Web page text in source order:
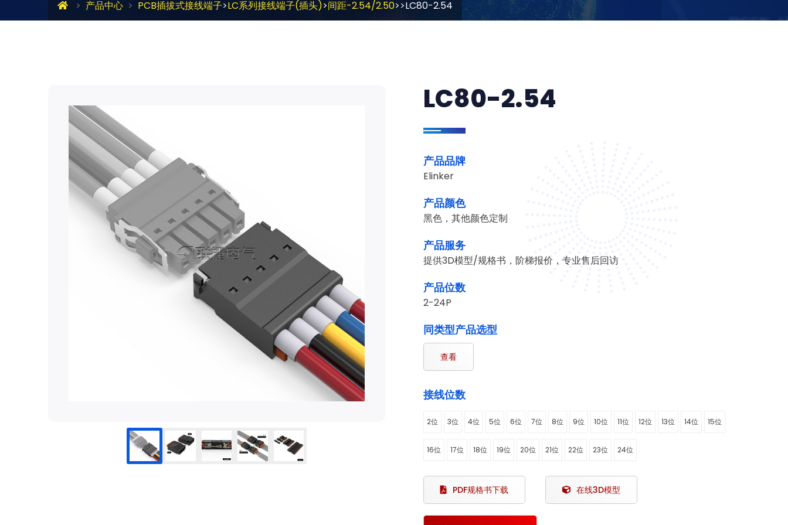
产品中心 PCB插拔式接线端子>LC系列接线端子(插头)>间距-2.54/2.50>>LC80-2.54
LC80-2.54
产品品牌
Elinker
产品颜色
黑色，其他颜色定制
产品服务
提供3D模型/规格书，阶梯报价，专业售后回访
产品位数
2-24P
同类型产品选型
查看
接线位数
2位 3位 4位 5位 6位 7位 8位 9位 10位 11位 12位 13位 14位 15位
16位 17位 18位 19位 20位 21位 22位 23位 24位
PDF规格书下载 在线3D模型